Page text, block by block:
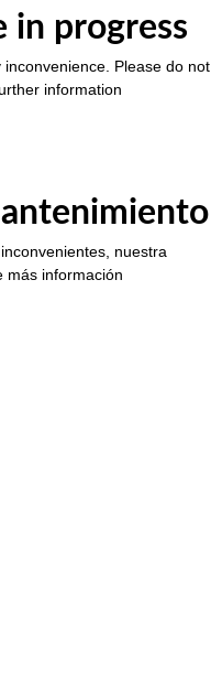
in progress
Please do not
information
nuestra
más información